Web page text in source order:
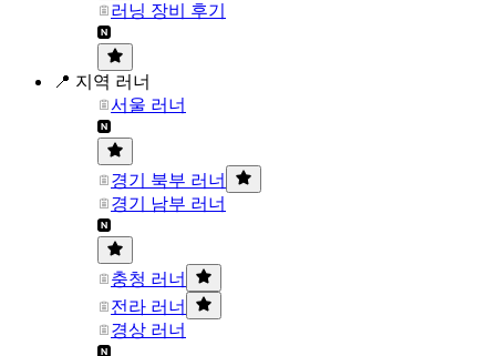
러닝 장비 후기
📍 지역 러너
서울 러너
경기 북부 러너
경기 남부 러너
충청 러너
전라 러너
경상 러너